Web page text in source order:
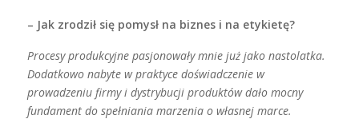
– Jak zrodził się pomysł na biznes i na etykietę?
Procesy produkcyjne pasjonowały mnie już jako nastolatka.
Dodatkowo nabyte w praktyce doświadczenie w
prowadzeniu firmy i dystrybucji produktów dało mocny
fundament do spełniania marzenia o własnej marce.